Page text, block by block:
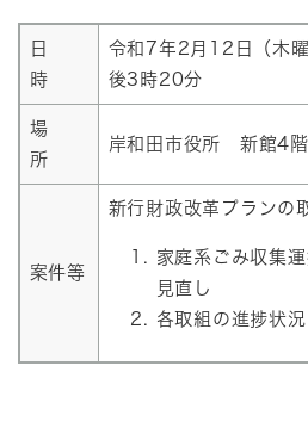
日
時
令和7年2月12日（木
後3時20分
場
所
岸和田市役所 新館4
案件等
新行財政改革プランの
家庭系ごみ収集
見直し
各取組の進捗状